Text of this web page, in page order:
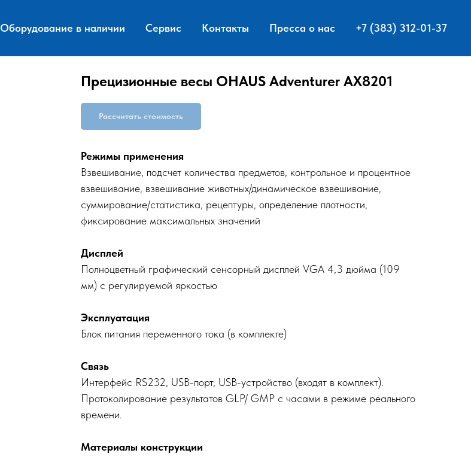
Оборудование в наличии Сервис Контакты Пресса о нас +7 (383) 312-01-37
Прецизионные весы OHAUS Adventurer AX8201
Рассчитать стоимость
Режимы применения
Взвешивание, подсчет количества предметов, контрольное и процентное
взвешивание, взвешивание животных/динамическое взвешивание,
суммирование/статистика, рецептуры, определение плотности,
фиксирование максимальных значений
Дисплей
Полноцветный графический сенсорный дисплей VGA 4,3 дюйма (109
мм) с регулируемой яркостью
Эксплуатация
Блок питания переменного тока (в комплекте)
Связь
Интерфейс RS232, USB-порт, USB-устройство (входят в комплект).
Протоколирование результатов GLP/ GMP с часами в режиме реального
времени.
Материалы конструкции